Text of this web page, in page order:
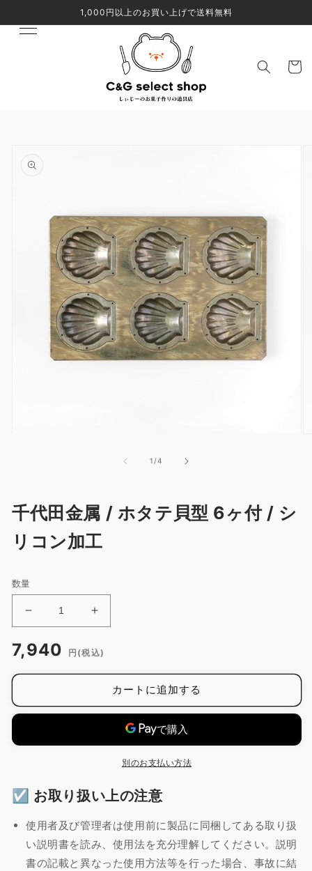
進む
1,000円以上のお買い上げで送料無料
ー
キップ
デ
ア
(1)
く
1 /の
4
千代田金属 / ホタテ貝型 6ヶ付 / シ
リコン加工
数量
田
ホ
テ
付
/
シ
千
田
ホ
テ
6
付
/
シ
通
常
価
7,940 円(税込)
カートに追加する
別のお支払い方法
☑︎ お取り扱い上の注意
使用者及び管理者は使用前に製品に同梱してある取り扱
い説明書を読み、使用法を充分理解してください。説明
書の記載と異なった使用方法等を行った場合、事故に結